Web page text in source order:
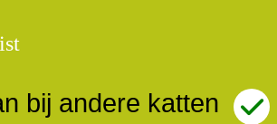
bij andere katten